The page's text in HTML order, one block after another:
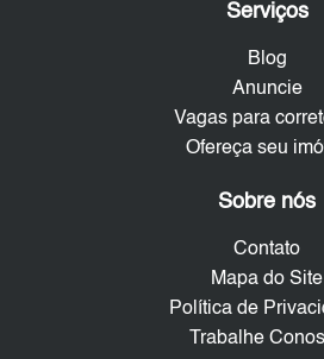
Serviços
Blog
Anuncie
Vagas para
Ofereça seu
Sobre nós
Contato
Mapa do Site
Política de
Trabalhe